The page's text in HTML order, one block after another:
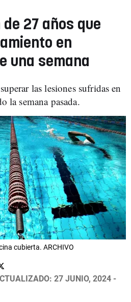
de 27 años que
en
una semana
las lesiones sufridas en
la semana pasada.
cubierta. ARCHIVO
27 JUNIO, 2024 -